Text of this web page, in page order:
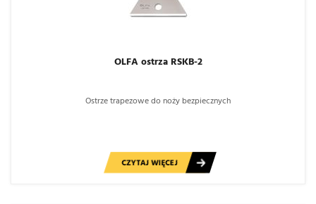
OLFA ostrza RSKB-2
Ostrze trapezowe do noży bezpiecznych
CZYTAJ WIĘCEJ